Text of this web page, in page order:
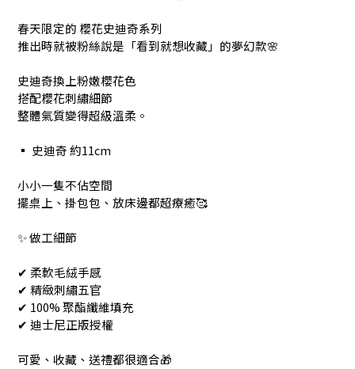
春天限定的 櫻花史迪奇系列
推出時就被粉絲說是「看到就想收藏」的夢幻款🌸
史迪奇換上粉嫩櫻花色
搭配櫻花刺繡細節
整體氣質變得超級溫柔。
▪️ 史迪奇 約11cm
小小一隻不佔空間
擺桌上、掛包包、放床邊都超療癒🥰
✨ 做工細節
✔ 柔軟毛絨手感
✔ 精緻刺繡五官
✔ 100% 聚酯纖維填充
✔ 迪士尼正版授權
可愛、收藏、送禮都很適合🎁